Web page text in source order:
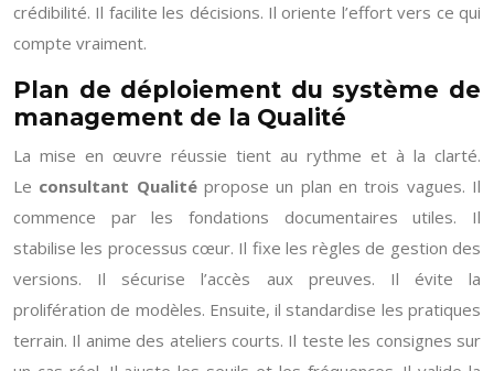
crédibilité. Il facilite les décisions. Il oriente l’effort vers ce qui
compte vraiment.
Plan de déploiement du système de
management de la Qualité
La mise en œuvre réussie tient au rythme et à la clarté.
Le consultant Qualitépropose un plan en trois vagues. Il
commence par les fondations documentaires utiles. Il
stabilise les processus cœur. Il fixe les règles de gestion des
versions. Il sécurise l’accès aux preuves. Il évite la
prolifération de modèles. Ensuite, il standardise les pratiques
terrain. Il anime des ateliers courts. Il teste les consignes sur